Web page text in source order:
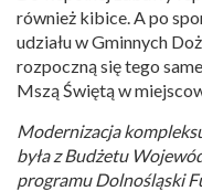
również kibice. A po
udziału w Gminnych
rozpoczną się tego
Mszą Świętą w
Modernizacja
była z Budżetu
programu Dolnośląski